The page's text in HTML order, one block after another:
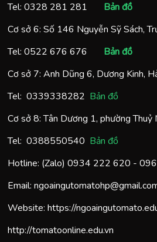
Tel: 0328 281 281
Bản đồ
Cơ sở 6: Số 146 Nguyễn Sỹ Sách,
Tel: 0522 676 676
Bản đồ
Cơ sở 7: Anh Dũng 6, Dương Kinh,
Tel: 0339338282 Bản đồ
Cơ sở 8: Tân Dương 1, phường Thuỷ
Tel: 0388550540 Bản đồ
Hotline: (Zalo) 0934 222 620 -
Email:
Website: https://
http://tomatoonline.edu.vn